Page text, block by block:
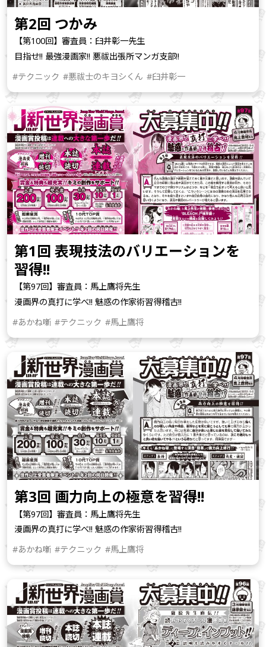
第2回 つかみ
【第100回】審査員：臼井彰一先生
目指せ!! 最強漫画家!! 悪祓出張所マンガ支部!!
#テクニック #悪祓士のキヨシくん #臼井彰一
第1回 表現技法のバリエーションを
習得!!
【第97回】審査員：馬上鷹将先生
漫画界の真打に学べ!! 魅惑の作家術習得稽古!!
#あかね噺 #テクニック #馬上鷹将
第3回 画力向上の極意を習得!!
【第97回】審査員：馬上鷹将先生
漫画界の真打に学べ!! 魅惑の作家術習得稽古!!
#あかね噺 #テクニック #馬上鷹将